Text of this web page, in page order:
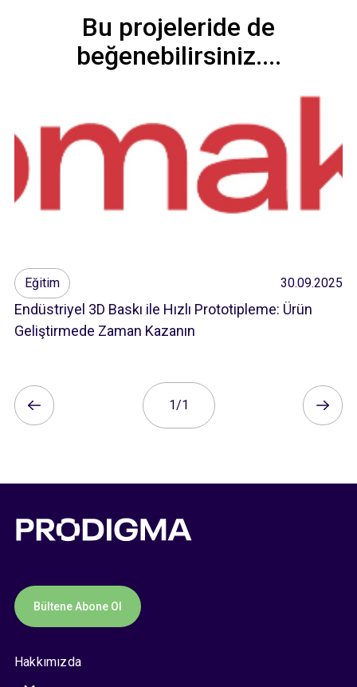
Bu projeleride de
beğenebilirsiniz....
Eğitim 30.09.2025
Endüstriyel 3D Baskı ile Hızlı Prototipleme: Ürün
Geliştirmede Zaman Kazanın
1/1
Bültene Abone Ol
Hakkımızda